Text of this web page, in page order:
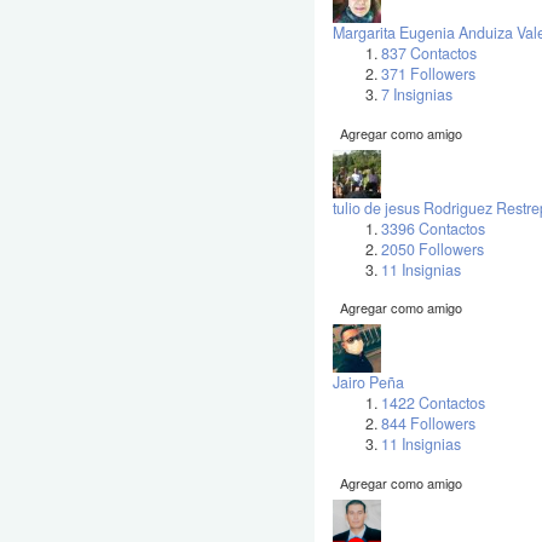
Margarita Eugenia Anduiza
837 Contactos
371 Followers
7 Insignias
Agregar como amigo
tulio de jesus Rodriguez
3396 Contactos
2050 Followers
11 Insignias
Agregar como amigo
Jairo Peña
1422 Contactos
844 Followers
11 Insignias
Agregar como amigo